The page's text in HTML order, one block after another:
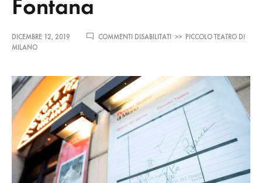
Fontana
DICEMBRE 12, 2019 COMMENTI DISABILITATI
SU
DA
PIAZZA
FONTANA
>> PICCOLO TEATRO DI
MILANO